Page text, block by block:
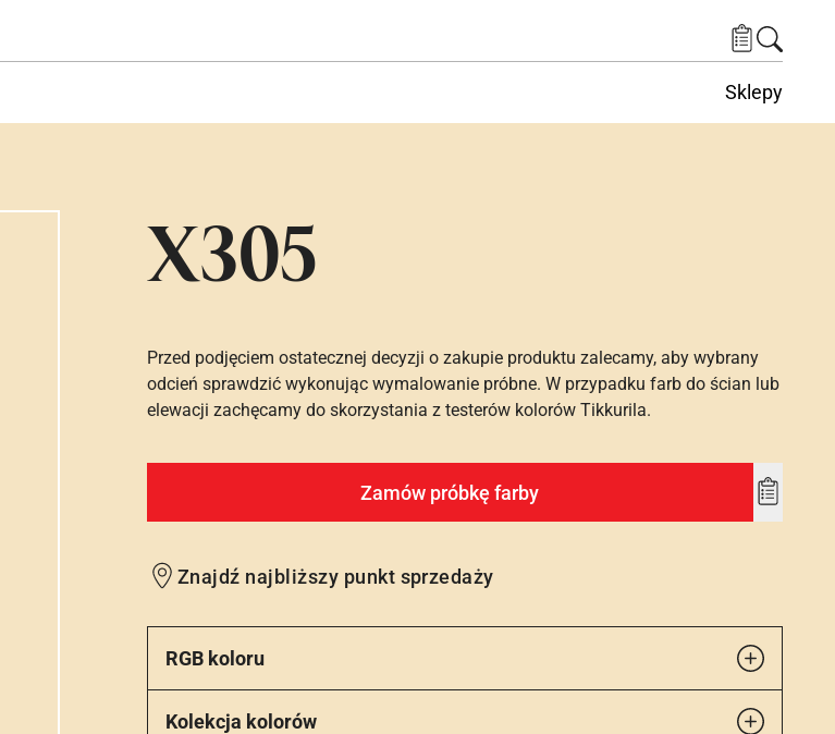
Sklepy
X305
Przed podjęciem ostatecznej decyzji o zakupie produktu zalecamy, aby wybrany
odcień sprawdzić wykonując wymalowanie próbne. W przypadku farb do ścian lub
elewacji zachęcamy do skorzystania z testerów kolorów Tikkurila.
Zamów próbkę farby
Add
Znajdź najbliższy punkt sprzedaży
RGB koloru
Kolekcja kolorów